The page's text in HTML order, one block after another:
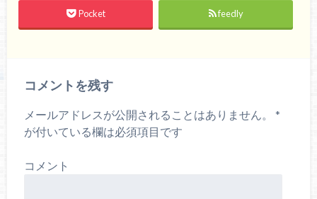
Pocket feedly
コメントを残す
メールアドレスが公開されることはありません。
*
が付いている欄は必須項目です
コメント